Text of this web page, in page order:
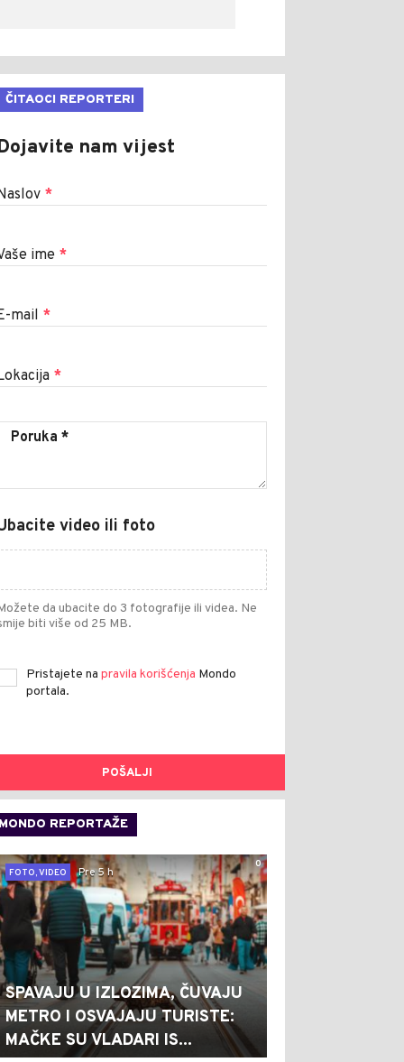
ČITAOCI REPORTERI
nam vijest
*
ime *
mail *
*
video ili foto
da ubacite do 3 fotografije ili videa. Ne
biti više od 25 MB.
Pristajete na pravila korišćenja Mondo
portala.
POŠALJI
MONDO REPORTAŽE
0
FOTO, VIDEO
Pre 5 h
SPAVAJU U IZLOZIMA, ČUVAJU
METRO I OSVAJAJU TURISTE:
MAČKE SU VLADARI IS...